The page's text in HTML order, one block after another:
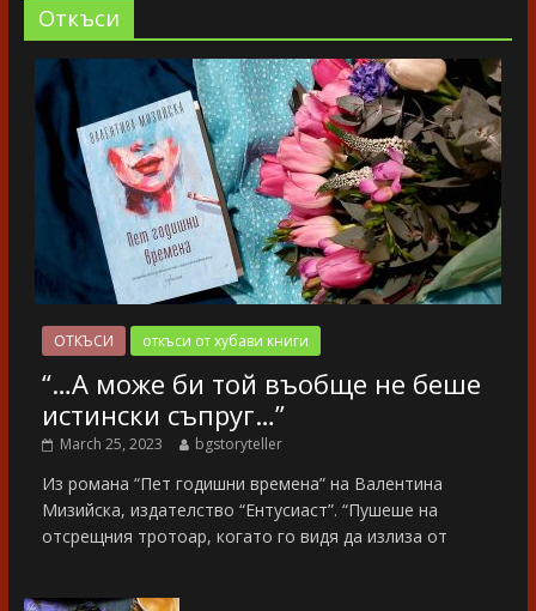
Oткъси
ОТКЪСИ откъси от хубави книги
“…А може би той въобще не беше
истински съпруг…”
March 25, 2023 bgstoryteller
Из романа “Пет годишни времена” на Валентина
Мизийска, издателство “Ентусиаст”. “Пушеше на
отсрещния тротоар, когато го видя да излиза от